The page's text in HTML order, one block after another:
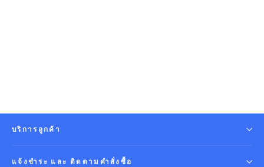
บริการลูกค้า
แจ้งชำระ และ ติดตามคำสั่งซื้อ